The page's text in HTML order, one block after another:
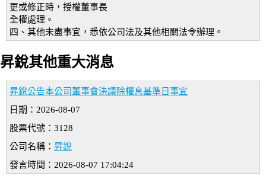
更或修正時，授權董事長
全權處理。
四、其他未盡事宜，悉依公司法及其他相關法令辦理。
昇銳其他重大消息
昇銳公告本公司董事會決議除權息基準日事宜
日期：2026-08-07
股票代號：3128
公司名稱： 昇銳
發言時間：2026-08-07 17:04:24